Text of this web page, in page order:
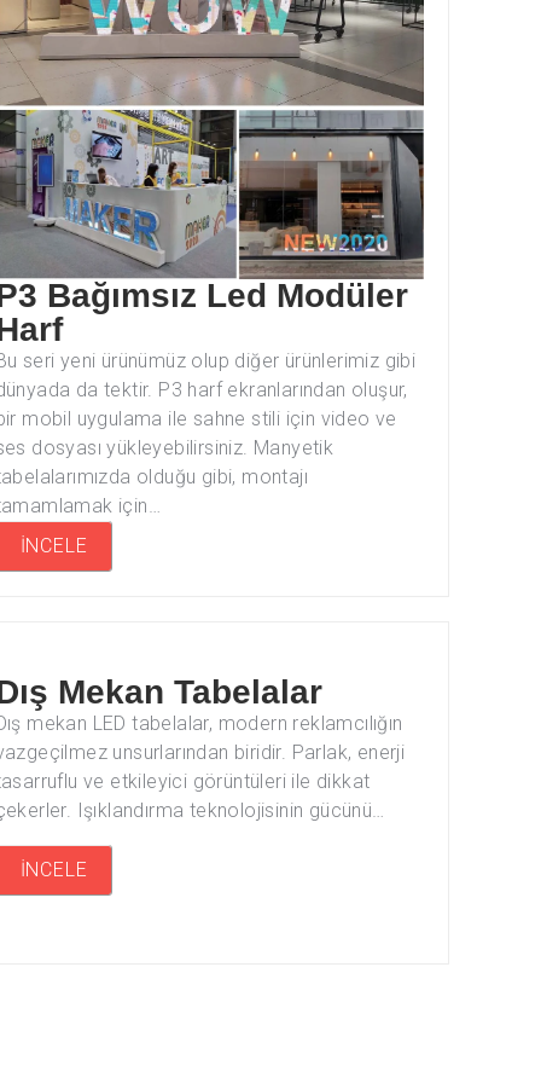
Bağımsız Led Modüler
seri yeni ürünümüz olup diğer ürünlerimiz gibi
da tektir. P3 harf ekranlarından oluşur,
mobil uygulama ile sahne stili için video ve
dosyası yükleyebilirsiniz. Manyetik
olduğu gibi, montajı
için…
İNCELE
Mekan Tabelalar
mekan LED tabelalar, modern reklamcılığın
unsurlarından biridir. Parlak, enerji
ve etkileyici görüntüleri ile dikkat
Işıklandırma teknolojisinin gücünü…
İNCELE